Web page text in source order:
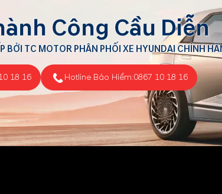
Công Cầu Diễn
BỞI TC MOTOR PHÂN PHỐI XE HYUNDAI CHÍNH
18 16 Hotline Bảo Hiểm:0867 10 18 16